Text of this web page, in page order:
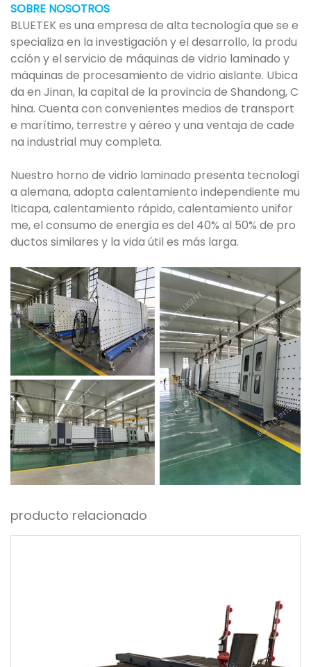
SOBRE NOSOTROS
BLUETEK es una empresa de alta tecnología que se e
specializa en la investigación y el desarrollo, la produ
cción y el servicio de máquinas de vidrio laminado y
máquinas de procesamiento de vidrio aislante. Ubica
da en Jinan, la capital de la provincia de Shandong, C
hina. Cuenta con convenientes medios de transport
e marítimo, terrestre y aéreo y una ventaja de cade
na industrial muy completa.
Nuestro horno de vidrio laminado presenta tecnologí
a alemana, adopta calentamiento independiente mu
lticapa, calentamiento rápido, calentamiento unifor
me, el consumo de energía es del 40% al 50% de pro
ductos similares y la vida útil es más larga.
producto relacionado